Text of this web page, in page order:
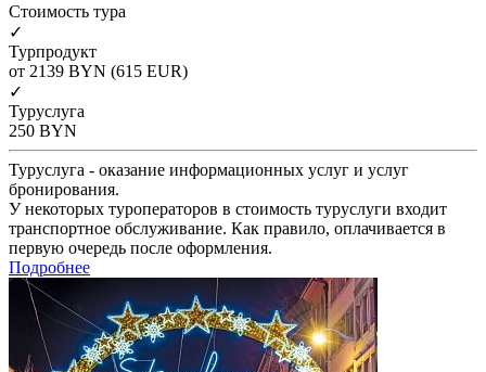
Cтоимость тура
✓
Турпродукт
от 2139 BYN (615 EUR)
✓
Туруслуга
250 BYN
Туруслуга - оказание информационных услуг и услуг
бронирования.
У некоторых туроператоров в стоимость туруслуги входит
транспортное обслуживание. Как правило, оплачивается в
первую очередь после оформления.
Подробнее